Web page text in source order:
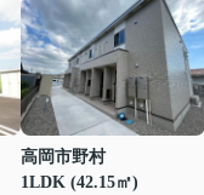
高岡市野村
1LDK (42.15㎡)